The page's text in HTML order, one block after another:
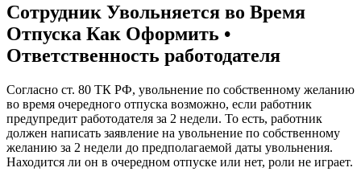
Сотрудник Увольняется во Время
Отпуска Как Оформить •
Ответственность работодателя
Согласно ст. 80 ТК РФ, увольнение по собственному желанию
во время очередного отпуска возможно, если работник
предупредит работодателя за 2 недели. То есть, работник
должен написать заявление на увольнение по собственному
желанию за 2 недели до предполагаемой даты увольнения.
Находится ли он в очередном отпуске или нет, роли не играет.